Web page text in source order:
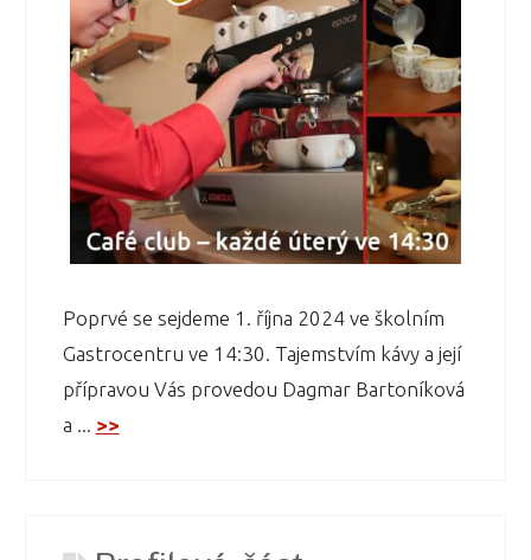
Poprvé se sejdeme 1. října 2024 ve školním
Gastrocentru ve 14:30. Tajemstvím kávy a její
přípravou Vás provedou Dagmar Bartoníková
a ... >>